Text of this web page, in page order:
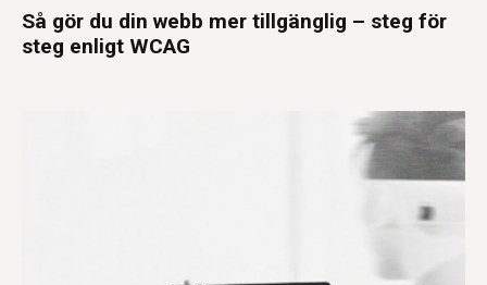
Så gör du din webb mer tillgänglig – steg för
steg enligt WCAG